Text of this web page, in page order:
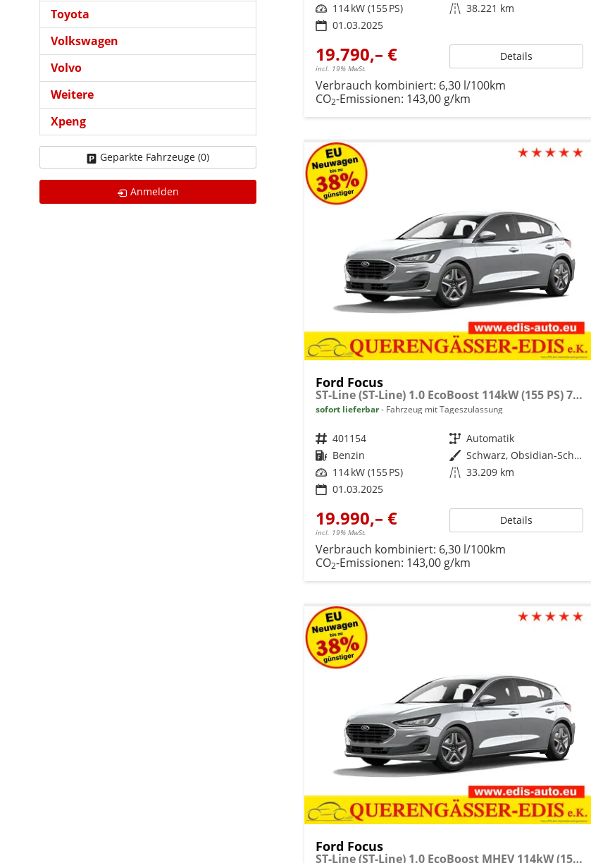
Leistung 114 kW (155 PS) Kilometerstand 38.221 km
01.03.2025
19.790,– €
incl. 19% MwSt.
Details
Verbrauch kombiniert: 6,30 l/100km
CO2-Emissionen: 143,00 g/km
Ford Focus
ST-Line (ST-Line) 1.0 EcoBoost 114kW (155 PS) 7-Gang Doppelkupplungsgetriebe
sofort lieferbar Fahrzeug mit Tageszulassung
Fahrzeugnr. 401154 Getriebe Automatik
Kraftstoff Benzin Außenfarbe
Schwarz, Obsidian-Schwarz Metallic (PN4GM0)
Leistung 114 kW (155 PS) Kilometerstand 33.209 km
01.03.2025
19.990,– €
incl. 19% MwSt.
Details
Verbrauch kombiniert: 6,30 l/100km
CO2-Emissionen: 143,00 g/km
Ford Focus
ST-Line (ST-Line) 1.0 EcoBoost MHEV 114kW (155 PS) Automatikgetriebe
Toyota
Volkswagen
Volvo
Weitere
Xpeng
Geparkte Fahrzeuge (0)
Anmelden